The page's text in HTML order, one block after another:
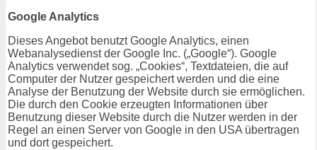
Google Analytics
Dieses Angebot benutzt Google Analytics, einen
Webanalysedienst der Google Inc. („Google“). Google
Analytics verwendet sog. „Cookies“, Textdateien, die auf
Computer der Nutzer gespeichert werden und die eine
Analyse der Benutzung der Website durch sie ermöglichen.
Die durch den Cookie erzeugten Informationen über
Benutzung dieser Website durch die Nutzer werden in der
Regel an einen Server von Google in den USA übertragen
und dort gespeichert.